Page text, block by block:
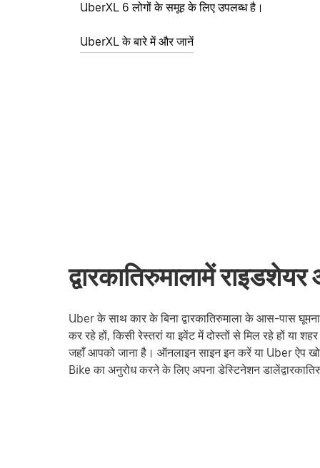
UberXL 6 लोगों के समूह के लिए उपलब्ध है।
UberXL के बारे में और जानें
द्वारकातिरुमालामें
Uber के साथ कार के बिना द्वारकातिरुमाला के आस-पास
कर रहे हों, किसी रेस्तरां या इवेंट में दोस्तों से मिल रहे हों या
जहाँ आपको जाना है। ऑनलाइन साइन इन करें या Uber
Bike का अनुरोध करने के लिए अपना डेस्टिनेशन